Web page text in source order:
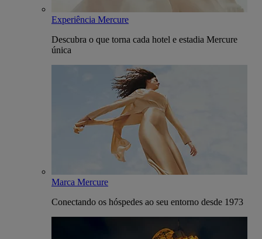
Experiência Mercure
Descubra o que torna cada hotel e estadia Mercure
única
Marca Mercure
Conectando os hóspedes ao seu entorno desde 1973